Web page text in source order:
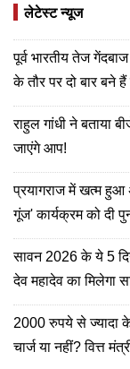
लेटेस्ट न्यूज
पूर्व भारतीय तेज
के तौर पर दो बार बने
राहुल गांधी ने बताया
जाएंगे आप!
प्रयागराज में खत्म हुआ
गूंज' कार्यक्रम को दी
सावन 2026 के ये 5
देव महादेव का मिलेगा
2000 रुपये से ज्यादा
चार्ज या नहीं? वित्त